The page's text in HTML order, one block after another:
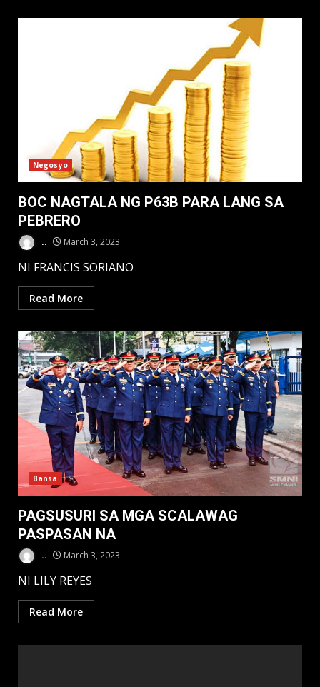
Negosyo
BOC NAGTALA NG P63B PARA LANG SA
PEBRERO
.. March 3, 2023
NI FRANCIS SORIANO
Read More
Bansa
PAGSUSURI SA MGA SCALAWAG
PASPASAN NA
.. March 3, 2023
NI LILY REYES
Read More